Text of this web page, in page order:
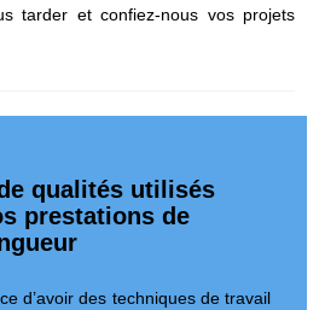
tarder et confiez-nous vos projets
qualités utilisés
prestations de
d’avoir des techniques de travail